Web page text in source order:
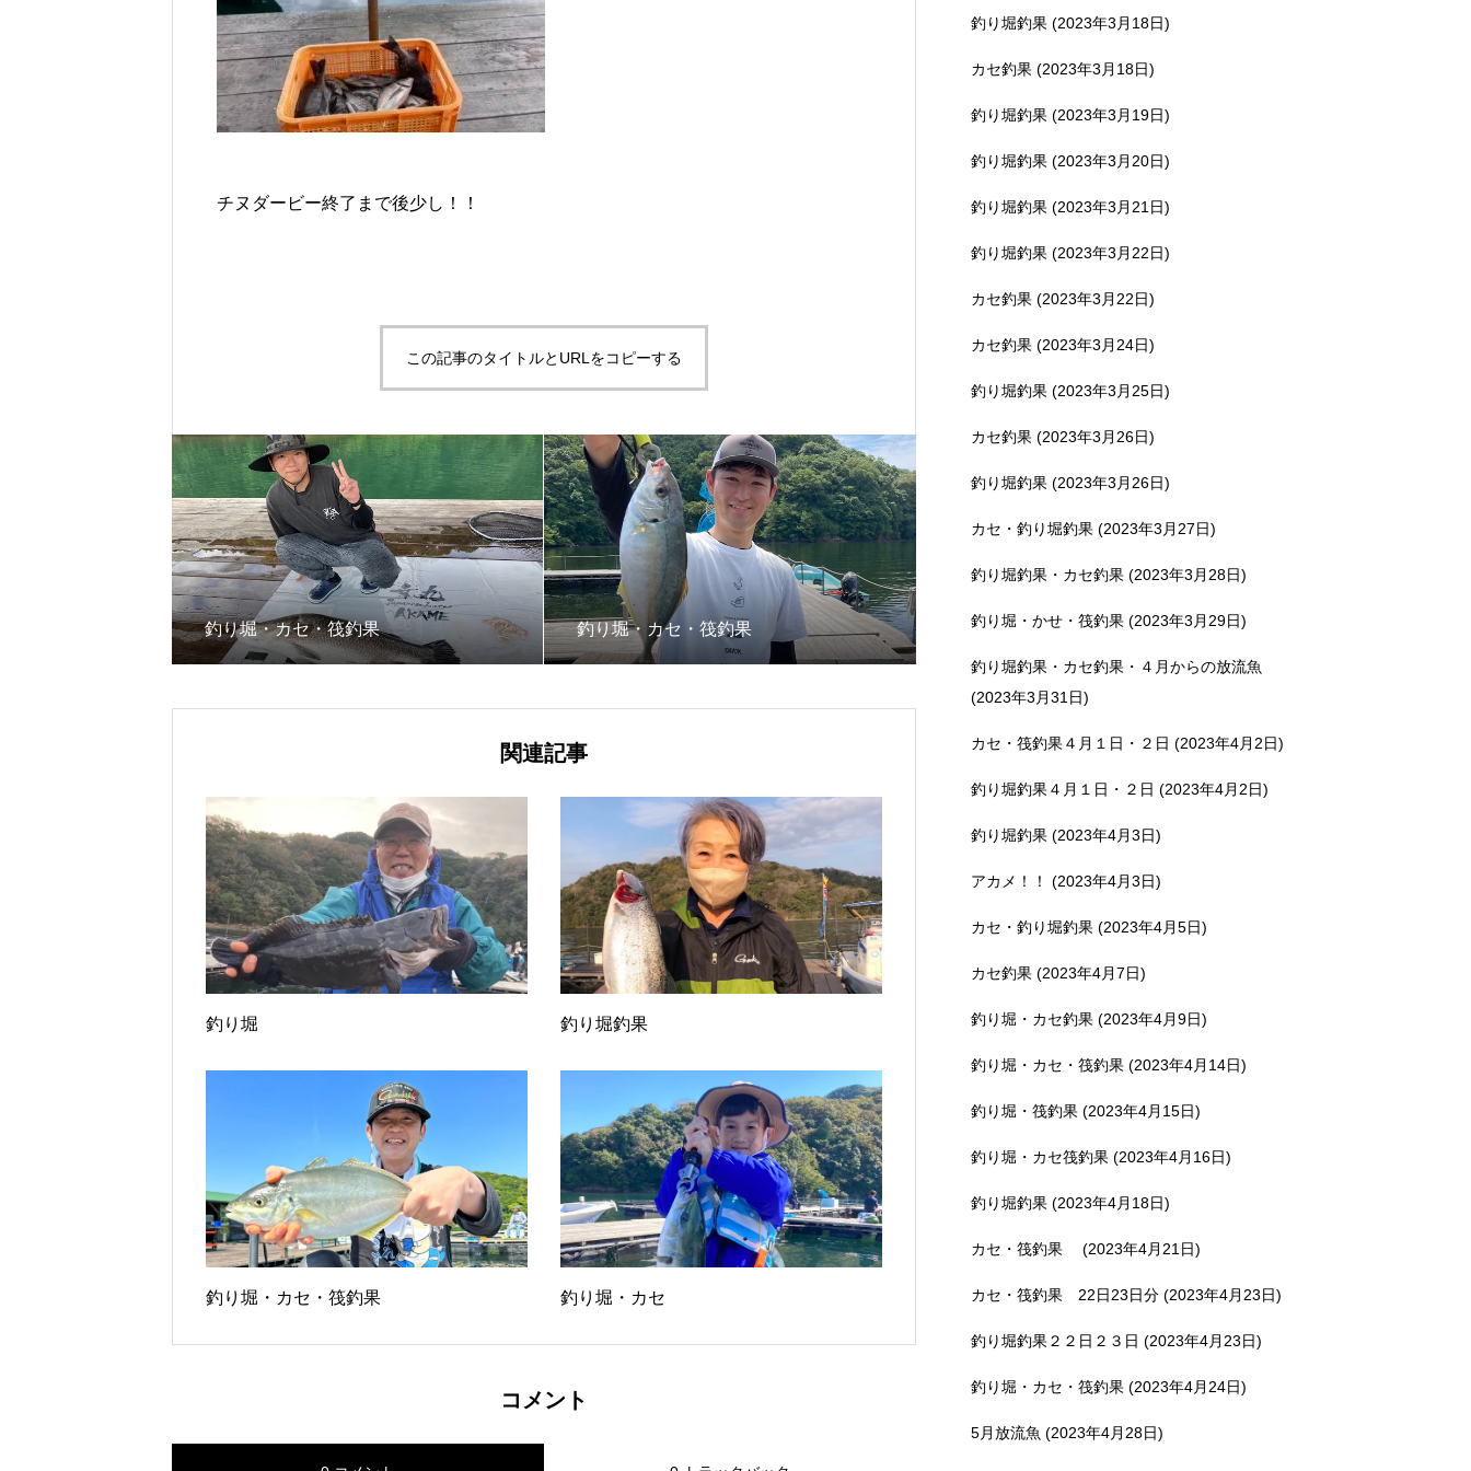
チヌダービー終了まで後少し！！
この記事のタイトルとURLをコピーする
釣り堀・カセ・筏釣果 釣り堀・カセ・筏釣果
関連記事
釣り堀 釣り堀釣果
釣り堀・カセ・筏釣果 釣り堀・カセ
コメント
釣り堀釣果 (2023年3月18日)
カセ釣果 (2023年3月18日)
釣り堀釣果 (2023年3月19日)
釣り堀釣果 (2023年3月20日)
釣り堀釣果 (2023年3月21日)
釣り堀釣果 (2023年3月22日)
カセ釣果 (2023年3月22日)
カセ釣果 (2023年3月24日)
釣り堀釣果 (2023年3月25日)
カセ釣果 (2023年3月26日)
釣り堀釣果 (2023年3月26日)
カセ・釣り堀釣果 (2023年3月27日)
釣り堀釣果・カセ釣果 (2023年3月28日)
釣り堀・かせ・筏釣果 (2023年3月29日)
釣り堀釣果・カセ釣果・４月からの放流魚
(2023年3月31日)
カセ・筏釣果４月１日・２日 (2023年4月2日)
釣り堀釣果４月１日・２日 (2023年4月2日)
釣り堀釣果 (2023年4月3日)
アカメ！！ (2023年4月3日)
カセ・釣り堀釣果 (2023年4月5日)
カセ釣果 (2023年4月7日)
釣り堀・カセ釣果 (2023年4月9日)
釣り堀・カセ・筏釣果 (2023年4月14日)
釣り堀・筏釣果 (2023年4月15日)
釣り堀・カセ筏釣果 (2023年4月16日)
釣り堀釣果 (2023年4月18日)
カセ・筏釣果 (2023年4月21日)
カセ・筏釣果 22日23日分 (2023年4月23日)
釣り堀釣果２２日２３日 (2023年4月23日)
釣り堀・カセ・筏釣果 (2023年4月24日)
5月放流魚 (2023年4月28日)